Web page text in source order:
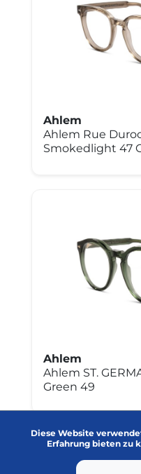
Ahlem
Ahlem Rue
Smokedlight 47
Ahlem
Ahlem ST.
Green 49
Diese Website
Erfahrung bieten zu